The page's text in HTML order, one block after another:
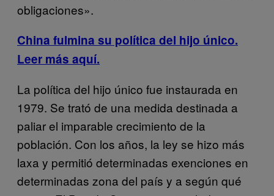
obligaciones».
China fulmina su política del hijo único.
Leer más aquí.
La política del hijo único fue instaurada en
1979. Se trató de una medida destinada a
paliar el imparable crecimiento de la
población. Con los años, la ley se hizo más
laxa y permitió determinadas exenciones en
determinadas zona del país y a según qué